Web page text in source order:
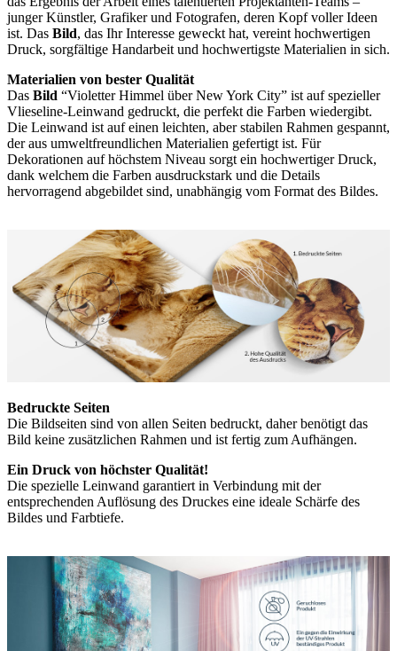
junger Künstler, Grafiker und Fotografen, deren Kopf voller Ideen
ist. Das Bild, das Ihr Interesse geweckt hat, vereint hochwertigen
Druck, sorgfältige Handarbeit und hochwertigste Materialien in sich.
Materialien von bester Qualität
Das Bild “Violetter Himmel über New York City” ist auf spezieller
Vlieseline-Leinwand gedruckt, die perfekt die Farben wiedergibt.
Die Leinwand ist auf einen leichten, aber stabilen Rahmen gespannt,
der aus umweltfreundlichen Materialien gefertigt ist. Für
Dekorationen auf höchstem Niveau sorgt ein hochwertiger Druck,
dank welchem die Farben ausdruckstark und die Details
hervorragend abgebildet sind, unabhängig vom Format des Bildes.
Bedruckte Seiten
Die Bildseiten sind von allen Seiten bedruckt, daher benötigt das
Bild keine zusätzlichen Rahmen und ist fertig zum Aufhängen.
Ein Druck von höchster Qualität!
Die spezielle Leinwand garantiert in Verbindung mit der
entsprechenden Auflösung des Druckes eine ideale Schärfe des
Bildes und Farbtiefe.